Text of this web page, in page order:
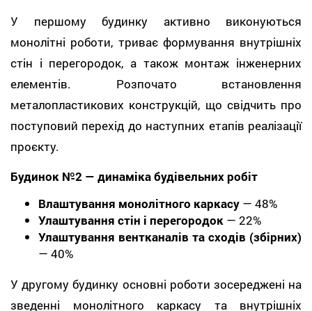
У першому будинку активно виконуються
монолітні роботи, триває формування внутрішніх
стін і перегородок, а також монтаж інженерних
елементів. Розпочато встановлення
металопластикових конструкцій, що свідчить про
поступовий перехід до наступних етапів реалізації
проєкту.
Будинок №2 — динаміка будівельних робіт
Влаштування монолітного каркасу — 48%
Улаштування стін і перегородок — 22%
Улаштування вентканалів та сходів (збірних)
— 40%
У другому будинку основні роботи зосереджені на
зведенні монолітного каркасу та внутрішніх